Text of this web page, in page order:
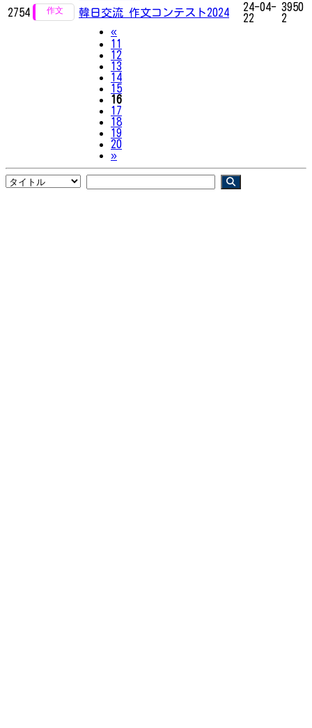
2754 韓日交流 作文コンテスト2024
24-04-
22
3950
2
«Previous
11
12
13
14
15
16
17
18
19
20
»Next